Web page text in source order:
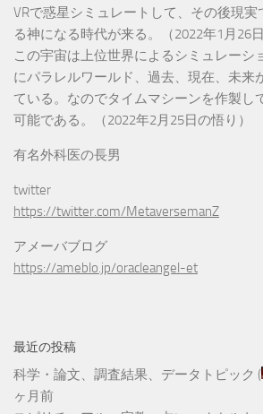
VRで惑星シミュレートして、その後現
る神になる時代が来る。（2022年1月26日
この宇宙は上位世界によるシミュレーシ
にパラレルワールド、過去、現在、未来
ている。なのでタイムマシーンを作製し
可能である。（2022年2月25日の悟り）
有名外科医の長男
twitter
https://twitter.com/MetaversemanZ
アメーバブログ
https://ameblo.jp/oracleangel-et
最近の投稿
科学・論文、調査結果、データトピック (
ヶ月前